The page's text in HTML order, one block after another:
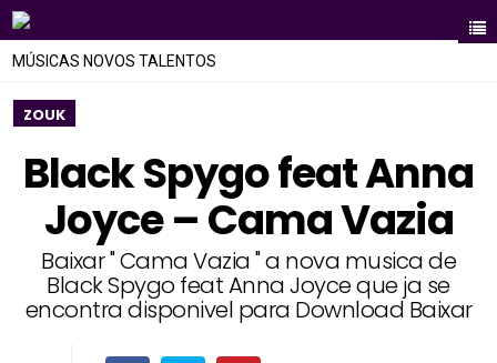
MÚSICAS NOVOS TALENTOS
ZOUK
Black Spygo feat Anna
Joyce – Cama Vazia
Baixar " Cama Vazia " a nova musica de
Black Spygo feat Anna Joyce que ja se
encontra disponivel para Download Baixar